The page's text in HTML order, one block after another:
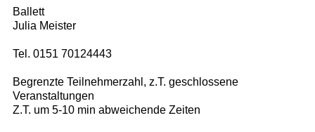
Ballett
Julia Meister
Tel. 0151 70124443
Begrenzte Teilnehmerzahl, z.T. geschlossene
Veranstaltungen
Z.T. um 5-10 min abweichende Zeiten